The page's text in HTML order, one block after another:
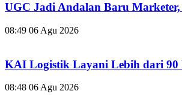
UGC Jadi Andalan Baru
08:49 06 Agu 2026
KAI Logistik Layani Lebih dari 90
08:48 06 Agu 2026